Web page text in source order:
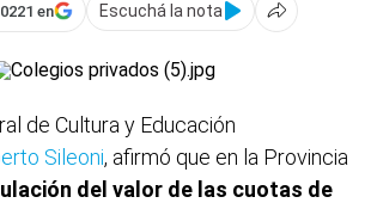
en
Escuchá la nota
de Cultura y Educación
Sileoni, afirmó que en la Provincia
del valor de las cuotas de